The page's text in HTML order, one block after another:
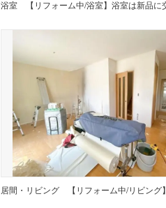
浴室
居間・リビング 【リフォーム中/リビング】